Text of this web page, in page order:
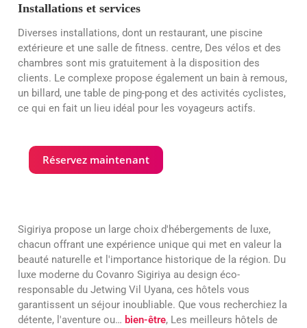
Installations et services
Diverses installations, dont un restaurant, une piscine
extérieure et une salle de fitness. centre, Des vélos et des
chambres sont mis gratuitement à la disposition des
clients. Le complexe propose également un bain à remous,
un billard, une table de ping-pong et des activités cyclistes,
ce qui en fait un lieu idéal pour les voyageurs actifs.
Réservez maintenant
Sigiriya propose un large choix d'hébergements de luxe,
chacun offrant une expérience unique qui met en valeur la
beauté naturelle et l'importance historique de la région. Du
luxe moderne du Covanro Sigiriya au design éco-
responsable du Jetwing Vil Uyana, ces hôtels vous
garantissent un séjour inoubliable. Que vous recherchiez la
détente, l'aventure ou… bien-être, Les meilleurs hôtels de